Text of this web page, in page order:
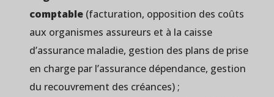
comptable (facturation, opposition des coûts
aux organismes assureurs et à la caisse
d’assurance maladie, gestion des plans de prise
en charge par l’assurance dépendance, gestion
du recouvrement des créances) ;